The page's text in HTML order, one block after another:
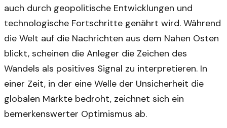
auch durch geopolitische Entwicklungen und
technologische Fortschritte genährt wird. Während
die Welt auf die Nachrichten aus dem Nahen Osten
blickt, scheinen die Anleger die Zeichen des
Wandels als positives Signal zu interpretieren. In
einer Zeit, in der eine Welle der Unsicherheit die
globalen Märkte bedroht, zeichnet sich ein
bemerkenswerter Optimismus ab.